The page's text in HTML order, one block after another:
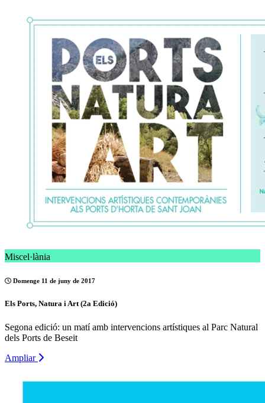
Miscel·lània
Domenge 11 de juny de 2017
Els Ports, Natura i Art (2a Edició)
Segona edició: un matí amb intervencions artístiques al Parc Natural
dels Ports de Beseit
Ampliar